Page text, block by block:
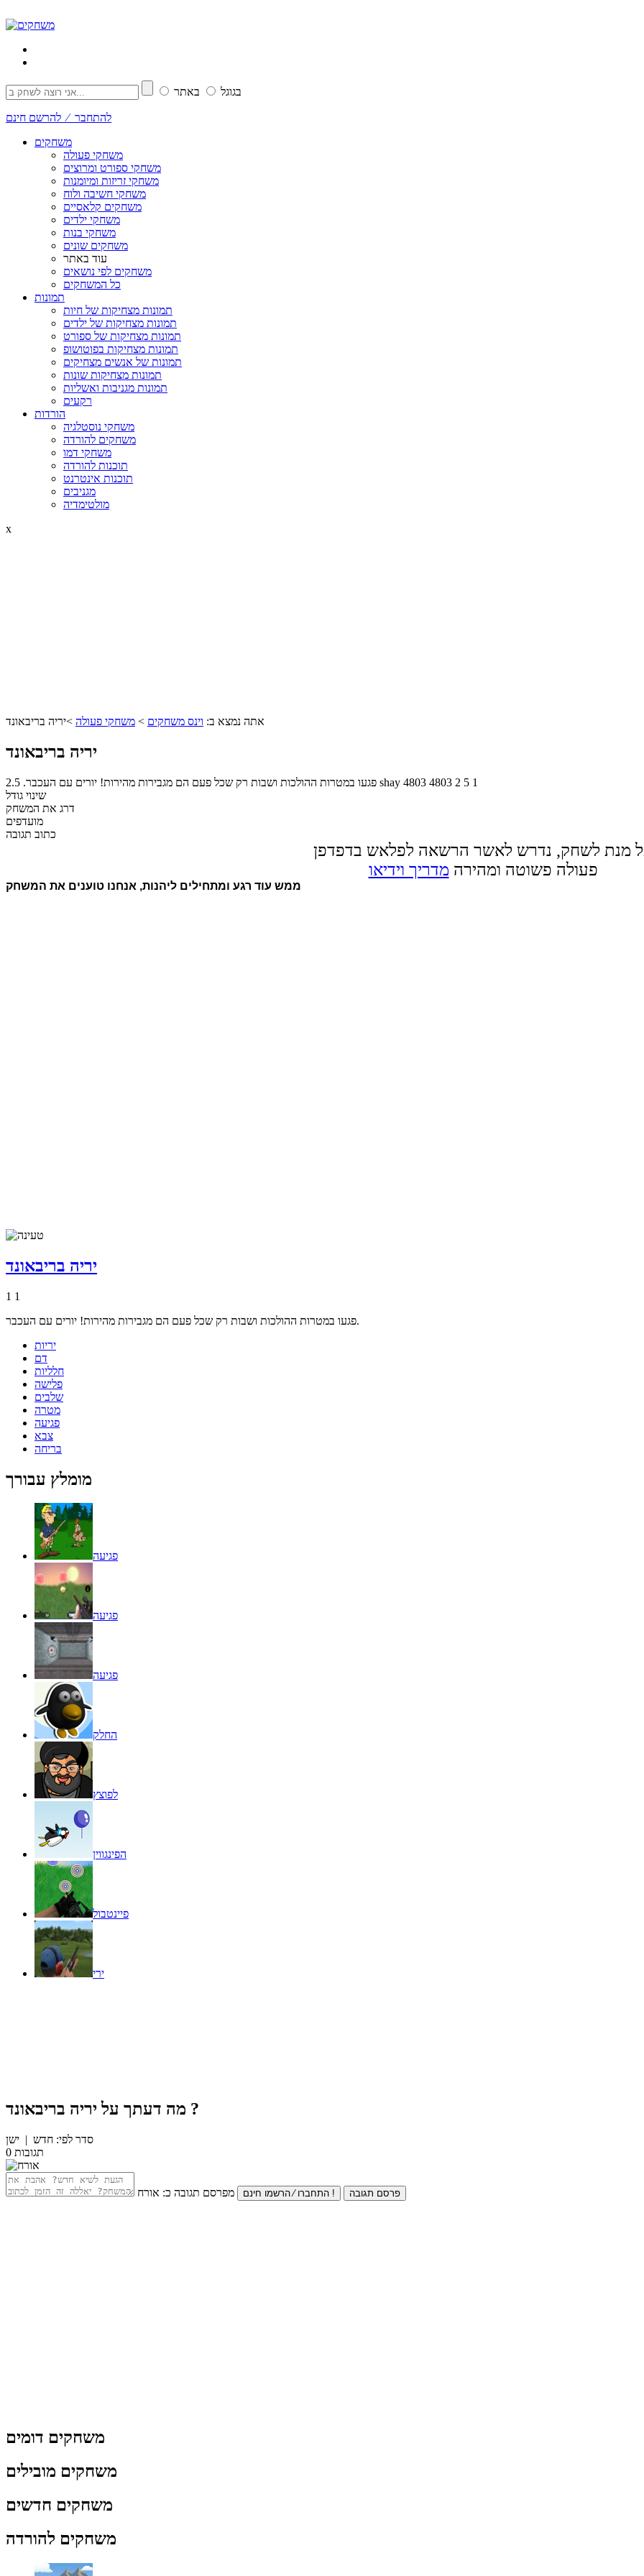
בגוגל באתר
להתחבר ⁄ להרשם חינם
משחקים
משחקי פעולה
משחקי ספורט ומרוצים
משחקי זריזות ומיומנות
משחקי חשיבה ולוח
משחקים קלאסיים
משחקי ילדים
משחקי בנות
משחקים שונים
עוד באתר
משחקים לפי נושאים
כל המשחקים
תמונות
תמונות מצחיקות של חיות
תמונות מצחיקות של ילדים
תמונות מצחיקות של ספורט
תמונות מצחיקות בפוטושופ
תמונות של אנשים מצחיקים
תמונות מצחיקות שונות
תמונות מגניבות ואשליות
רקעים
הורדות
משחקי נוסטלגיה
משחקים להורדה
משחקי דמו
תוכנות להורדה
תוכנות אינטרנט
מגניבים
מולטימדיה
x
אתה נמצא ב: וינס משחקים > משחקי פעולה >יריה בריבאונד
יריה בריבאונד
פגעו במטרות ההולכות ושבות רק שכל פעם הם מגבירות מהירות! יורים עם העכבר. 2.5 shay 4803 4803 2 5 1
שינוי גודל
דרג את המשחק
מועדפים
כתוב תגובה
מנת לשחק, נדרש לאשר הרשאה לפלאש בדפדפן
פעולה פשוטה ומהירה מדריך וידיאו
ממש עוד רגע ומתחילים ליהנות, אנחנו טוענים את המשחק
יריה בריבאונד
1 1
פגעו במטרות ההולכות ושבות רק שכל פעם הם מגבירות מהירות! יורים עם העכבר.
יריות
דם
חלליות
פלישה
שלבים
מטרה
פגיעה
צבא
בריחה
מומלץ עבורך
פגיעה
פגיעה
פגיעה
החלק
לפוצץ
הפינגווין
פיינטבול
ירי
מה דעתך על יריה בריבאונד ?
סדר לפי: חדש | ישן
0 תגובות
מפרסם תגובה כ: אורח התחברו ⁄ הרשמו חינם ! פרסם תגובה
משחקים דומים
משחקים מובילים
משחקים חדשים
משחקים להורדה